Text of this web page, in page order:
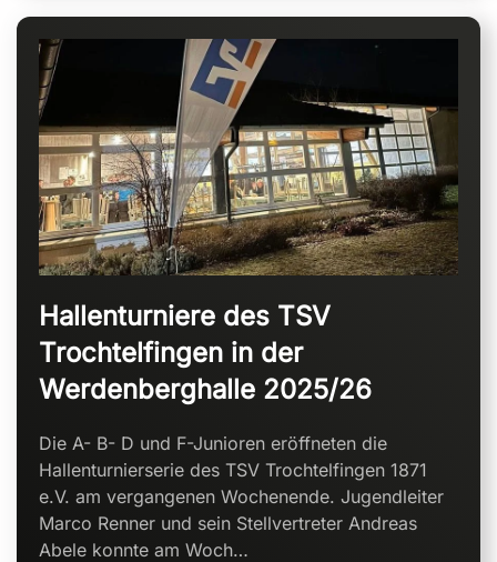
Hallenturniere des TSV
Trochtelfingen in der
Werdenberghalle 2025/26
Die A- B- D und F-Junioren eröffneten die
Hallenturnierserie des TSV Trochtelfingen 1871
e.V. am vergangenen Wochenende. Jugendleiter
Marco Renner und sein Stellvertreter Andreas
Abele konnte am Woch…